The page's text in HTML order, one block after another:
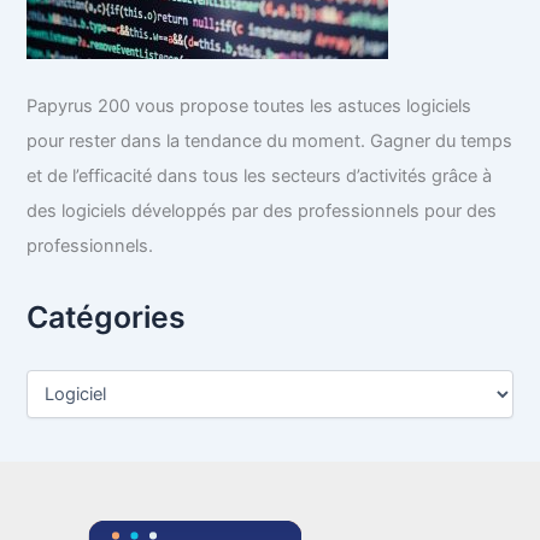
Papyrus 200 vous propose toutes les astuces logiciels
pour rester dans la tendance du moment. Gagner du temps
et de l’efficacité dans tous les secteurs d’activités grâce à
des logiciels développés par des professionnels pour des
professionnels.
Catégories
C